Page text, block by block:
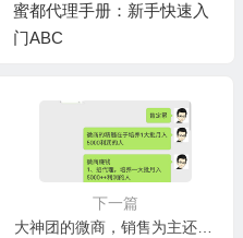
蜜都代理手册：新手快速入
门ABC
下一篇
大神团的微商，销售为主还是招代理为主，一个赚钱的微商应该在什么时机开始找代理？